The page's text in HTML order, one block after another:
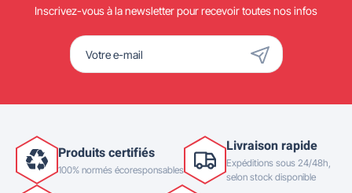
Inscrivez-vous à la newsletter pour recevoir toutes nos infos
Produits certifiés
100% normés écoresponsables
Livraison rapide
Expéditions sous 24/48h,
selon stock disponible